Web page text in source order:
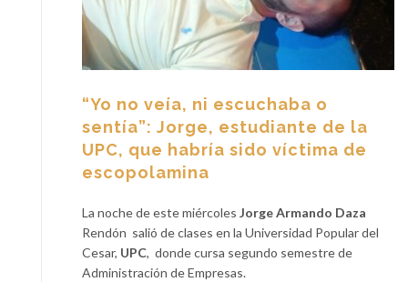
“Yo no veía, ni escuchaba o
sentía”: Jorge, estudiante de la
UPC, que habría sido víctima de
escopolamina
La noche de este miércoles Jorge Armando Daza
Rendón salió de clases en la Universidad Popular del
Cesar, UPC, donde cursa segundo semestre de
Administración de Empresas.